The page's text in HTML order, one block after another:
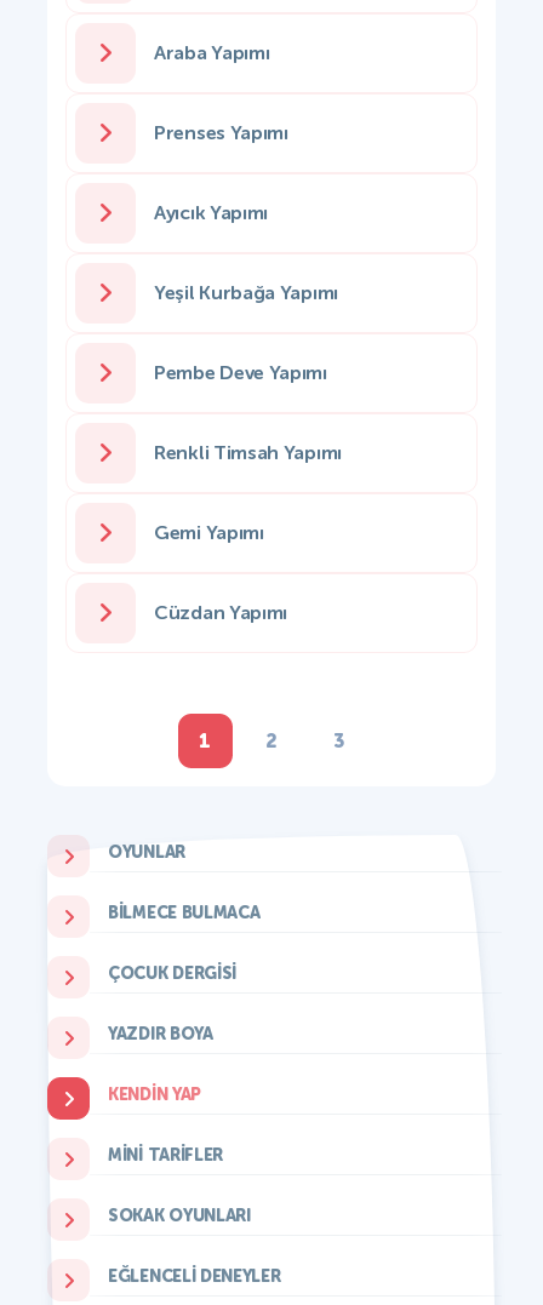
OYUNLAR
BILMECE BULMACA
ÇOCUK DERGISI
YAZDIR BOYA
KENDIN YAP
MINI TARIFLER
SOKAK OYUNLARI
EĞLENCELI DENEYLER
Araba Yapımı
Prenses Yapımı
Ayıcık Yapımı
Yeşil Kurbağa Yapımı
Pembe Deve Yapımı
Renkli Timsah Yapımı
Gemi Yapımı
Cüzdan Yapımı
1 2 3